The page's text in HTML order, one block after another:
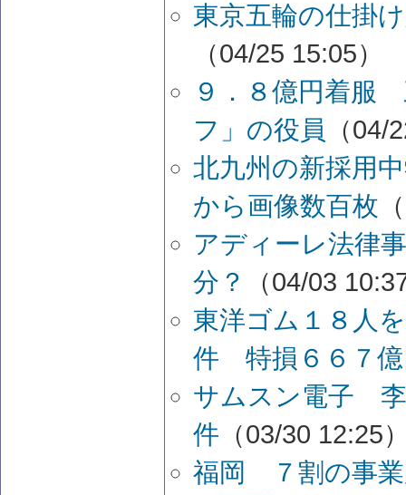
東京五輪の仕掛
（04/25 15:05）
９．８億円着服
フ」の役員
（04/
北九州の新採用
から画像数百枚
アディーレ法律
分？
（04/03
東洋ゴム１８人
件 特損６６７
サムスン電子 李
件 （03/30 12:25
福岡 ７割の事